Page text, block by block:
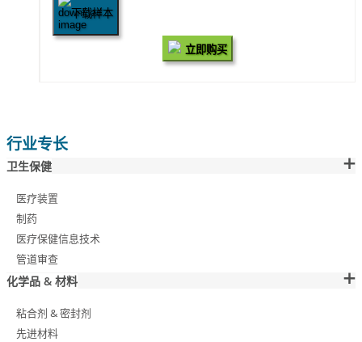
下载样本
立即购买
行业专长
卫生保健
医疗装置
制药
医疗保健信息技术
管道审查
化学品 & 材料
粘合剂 & 密封剂
先进材料